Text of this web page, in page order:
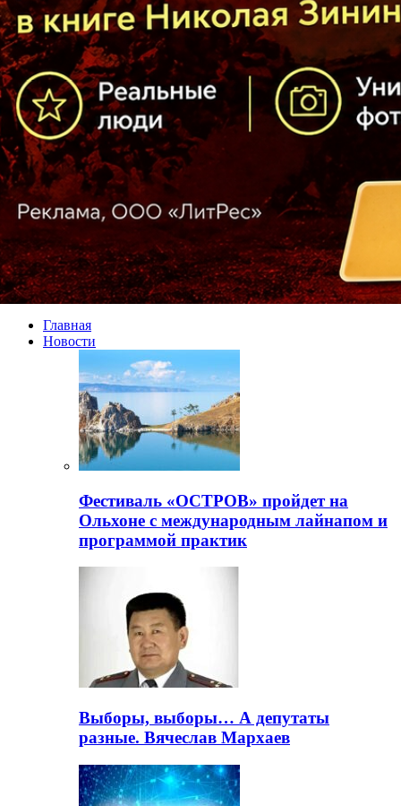
Главная
Новости
Фестиваль «ОСТРОВ» пройдет на
Ольхоне с международным лайнапом и
программой практик
Выборы, выборы… А депутаты
разные. Вячеслав Мархаев